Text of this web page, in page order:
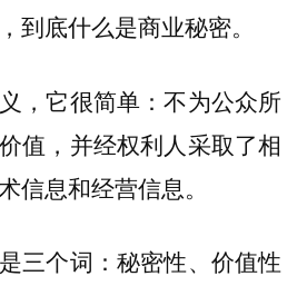
到底什么是商业秘密。
，它很简单：不为公众所
值，并经权利人采取了相
信息和经营信息。
三个词：秘密性、价值性